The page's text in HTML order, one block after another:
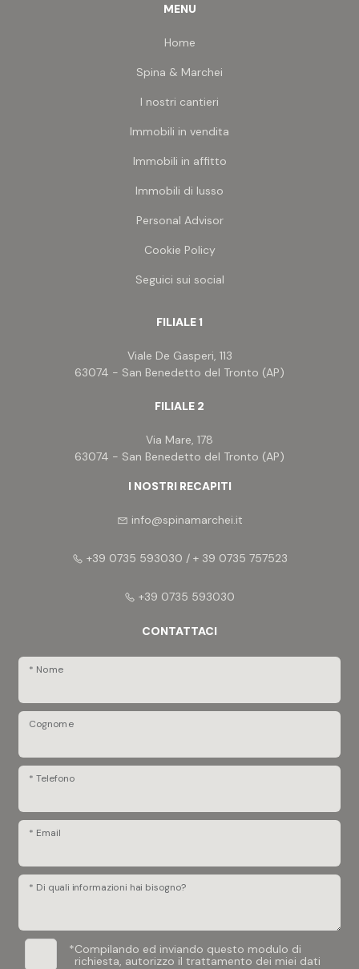
MENU
Home
Spina & Marchei
I nostri cantieri
Immobili in vendita
Immobili in affitto
Immobili di lusso
Personal Advisor
Cookie Policy
Seguici sui social
FILIALE 1
Viale De Gasperi, 113
63074 - San Benedetto del Tronto (AP)
FILIALE 2
Via Mare, 178
63074 - San Benedetto del Tronto (AP)
I NOSTRI RECAPITI
info@spinamarchei.it
+39 0735 593030 / + 39 0735 757523
+39 0735 593030
CONTATTACI
* Nome
Cognome
* Telefono
* Email
* Di quali informazioni hai bisogno?
*Compilando ed inviando questo modulo di
richiesta, autorizzo il trattamento dei miei dati